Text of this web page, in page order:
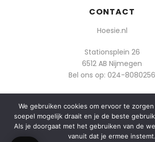
CONTACT
Hoesie.nl
Stationsplein 26
6512 AB Nijmegen
Bel ons op: 024-8080256
Of mail: info@hoesie.nl
We gebruiken cookies om ervoor te
soepel mogelijk draait en je de beste
Als je doorgaat met het gebruiken van de
vanuit dat je ermee instemt.